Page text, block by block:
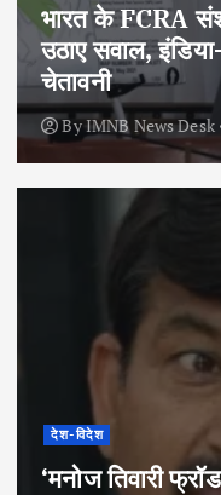
भारत के FCRA
उठाए सवाल,
चेतावनी
ByIMNB News Desk
देश-विदेश
‘मनोज तिवारी